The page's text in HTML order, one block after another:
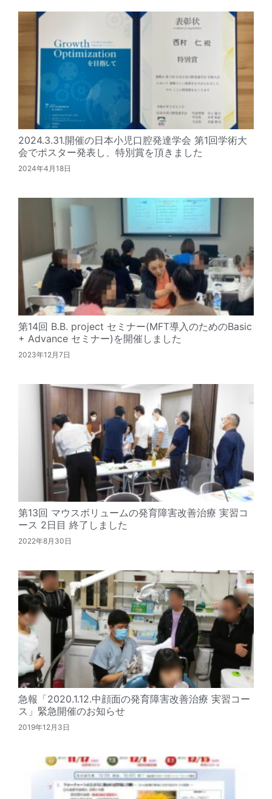
2024.3.31.開催の日本小児口腔発達学会 第1回学術大
会でポスター発表し、特別賞を頂きました
2024年4月18日
第14回 B.B. project セミナー(MFT導入のためのBasic
+ Advance セミナー)を開催しました
2023年12月7日
第13回 マウスボリュームの発育障害改善治療 実習コ
ース 2日目 終了しました
2022年8月30日
急報「2020.1.12.中顔面の発育障害改善治療 実習コー
ス」緊急開催のお知らせ
2019年12月3日